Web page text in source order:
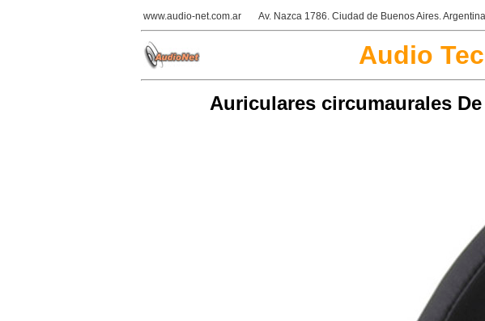
www.audio-net.com.ar Av. Nazca 1786. Ciudad de Buenos Aires.
Audio
Auriculares circumaurales